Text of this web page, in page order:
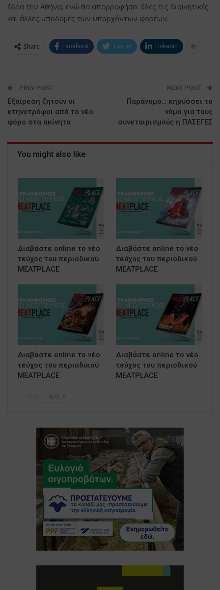
έδρα την Αθήνα, ενώ θα απορροφήσει όλες τις διοικητικές
και άλλες υποδομές των υπαρχόντων φορέων.
Share Facebook Twitter Linkedin
PREV POST
Εξαίρεση ζητούν οι
κτηνοτρόφοι από το νέο
φόρο στα ακίνητα
NEXT POST
Παράνομο… κηρύσσει το
νόμο για τους
συνεταιρισμούς η ΠΑΣΕΓΕΣ
You might also like
Διαβάστε online το νέο
τεύχος του περιοδικού
MEATPLACE
Διαβάστε online το νέο
τεύχος του περιοδικού
MEATPLACE
Διαβάστε online το νέο
τεύχος του περιοδικού
MEATPLACE
Διαβάστε online το νέο
τεύχος του περιοδικού
MEATPLACE
NEXT